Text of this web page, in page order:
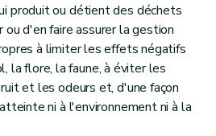
produit ou détient des déchets
d'en faire assurer la gestion
à limiter les effets négatifs
la flore, la faune, à éviter les
et les odeurs et, d'une façon
ni à l'environnement ni à la